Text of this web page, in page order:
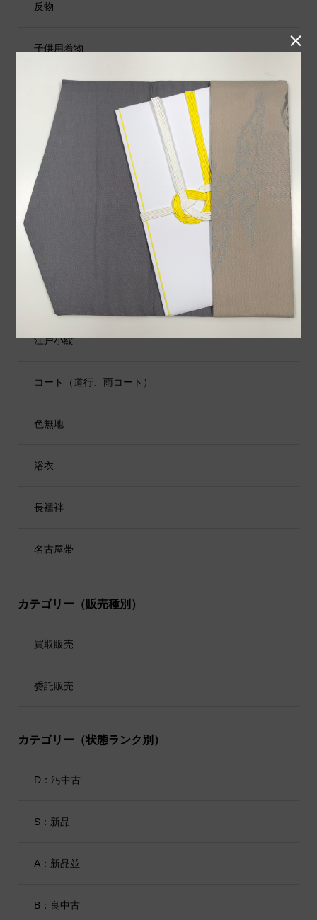
反物
子供用着物
黒留袖
付下げ
紬
袋帯
男性用着物
江戸小紋
コート（道行、雨コート）
色無地
浴衣
長襦袢
名古屋帯
カテゴリー（販売種別）
買取販売
委託販売
カテゴリー（状態ランク別）
D：汚中古
S：新品
A：新品並
B：良中古
